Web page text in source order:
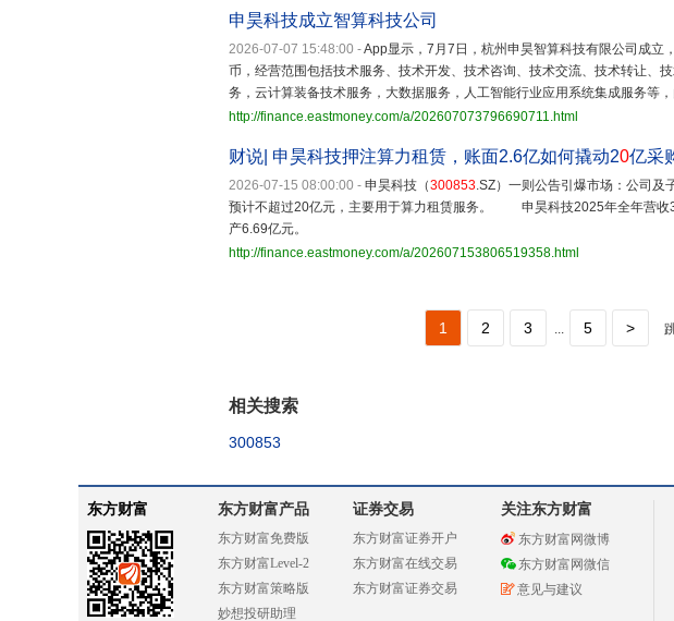
申昊科技成立智算科技公司
2026-07-07 15:48:00 -App显示，7月7日，杭州申昊智算科技有限公司成立
币，经营范围包括技术服务、技术开发、技术咨询、技术交流、技术转让、
务，云计算装备技术服务，大数据服务，人工智能行业应用系统集成服务等
http://finance.eastmoney.com/a/202607073796690711.html
财说| 申昊科技押注算力租赁，账面2.6亿如何撬动20亿采
2026-07-15 08:00:00 - 申昊科技（300853.SZ）一则公告引爆市场：公司及
预计不超过20亿元，主要用于算力租赁服务。 申昊科技2025年全年营收
产6.69亿元。
http://finance.eastmoney.com/a/202607153806519358.html
1 2 3 ... 5 >
相关搜索
300853
东方财富 东方财富产品
东方财富免费版
东方财富Level-2
东方财富策略版
妙想投研助理
证券交易
东方财富证券开户
东方财富在线交易
东方财富证券交易
关注东方财富
东方财富网微博
东方财富网微信
意见与建议